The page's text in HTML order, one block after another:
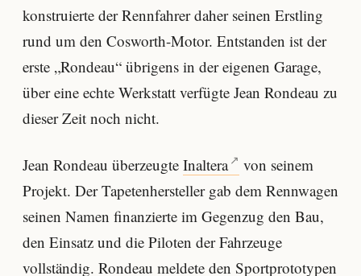
konstruierte der Rennfahrer daher seinen Erstling
rund um den Cosworth-Motor. Entstanden ist der
erste „Rondeau“ übrigens in der eigenen Garage,
über eine echte Werkstatt verfügte Jean Rondeau zu
dieser Zeit noch nicht.
Jean Rondeau überzeugte Inaltera
von seinem
Projekt. Der Tapetenhersteller gab dem Rennwagen
seinen Namen finanzierte im Gegenzug den Bau,
den Einsatz und die Piloten der Fahrzeuge
vollständig. Rondeau meldete den Sportprototypen